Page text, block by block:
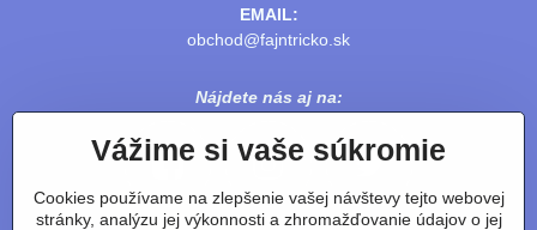
EMAIL:
obchod@fajntricko.sk
Nájdete nás aj na:
Vážime si vaše súkromie
Cookies používame na zlepšenie vašej návštevy tejto webovej
stránky, analýzu jej výkonnosti a zhromažďovanie údajov o jej